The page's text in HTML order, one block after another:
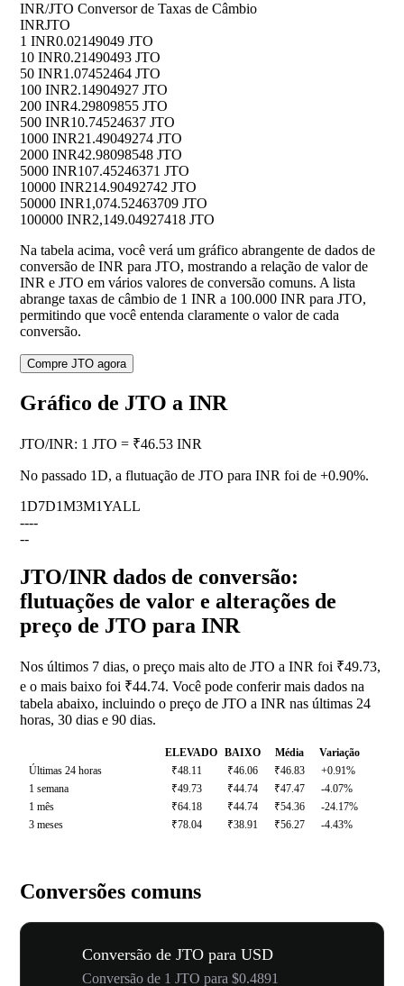
INR/JTO Conversor de Taxas de Câmbio
INRJTO
1 INR0.02149049 JTO
10 INR0.21490493 JTO
50 INR1.07452464 JTO
100 INR2.14904927 JTO
200 INR4.29809855 JTO
500 INR10.74524637 JTO
1000 INR21.49049274 JTO
2000 INR42.98098548 JTO
5000 INR107.45246371 JTO
10000 INR214.90492742 JTO
50000 INR1,074.52463709 JTO
100000 INR2,149.04927418 JTO
Na tabela acima, você verá um gráfico abrangente de dados de
conversão de INR para JTO, mostrando a relação de valor de
INR e JTO em vários valores de conversão comuns. A lista
abrange taxas de câmbio de 1 INR a 100.000 INR para JTO,
permitindo que você entenda claramente o valor de cada
conversão.
Compre JTO agora
Gráfico de JTO a INR
JTO/INR: 1 JTO = ₹46.53 INR
No passado 1D, a flutuação de JTO para INR foi de +0.90%.
1D7D1M3M1YALL
----
--
JTO/INR dados de conversão:
flutuações de valor e alterações de
preço de JTO para INR
Nos últimos 7 dias, o preço mais alto de JTO a INR foi ₹49.73,
e o mais baixo foi ₹44.74. Você pode conferir mais dados na
tabela abaixo, incluindo o preço de JTO a INR nas últimas 24
horas, 30 dias e 90 dias.
ELEVADO BAIXO Média
Variação
Últimas 24 horas
₹48.11 ₹46.06 ₹46.83
+0.91%
1 semana
₹49.73 ₹44.74 ₹47.47
-4.07%
1 mês
₹64.18 ₹44.74 ₹54.36
-24.17%
3 meses
₹78.04 ₹38.91 ₹56.27 -4.43%
Conversões comuns
Conversão de JTO para USD
Conversão de 1 JTO para $0.4891